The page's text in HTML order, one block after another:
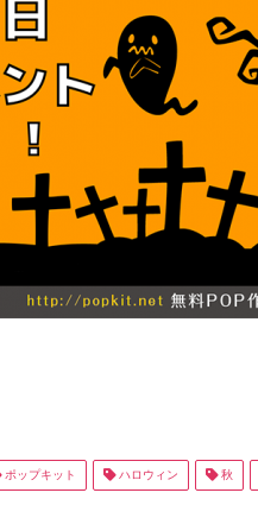
ポップキット ハロウィン 秋